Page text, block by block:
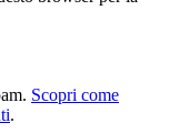
Scopri come
.